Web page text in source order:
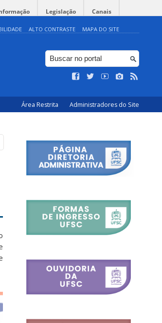
Legislação Canais
ALTO CONTRASTE MAPA DO SITE
Área Restrita Administradores do Site